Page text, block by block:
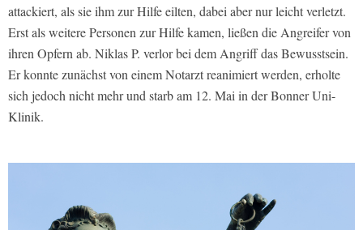
attackiert, als sie ihm zur Hilfe eilten, dabei aber nur leicht verletzt.
Erst als weitere Personen zur Hilfe kamen, ließen die Angreifer von
ihren Opfern ab. Niklas P. verlor bei dem Angriff das Bewusstsein.
Er konnte zunächst von einem Notarzt reanimiert werden, erholte
sich jedoch nicht mehr und starb am 12. Mai in der Bonner Uni-
Klinik.